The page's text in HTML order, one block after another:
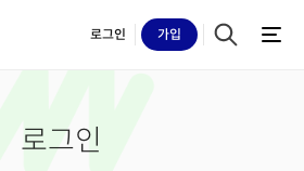
로그인 가입
로그인